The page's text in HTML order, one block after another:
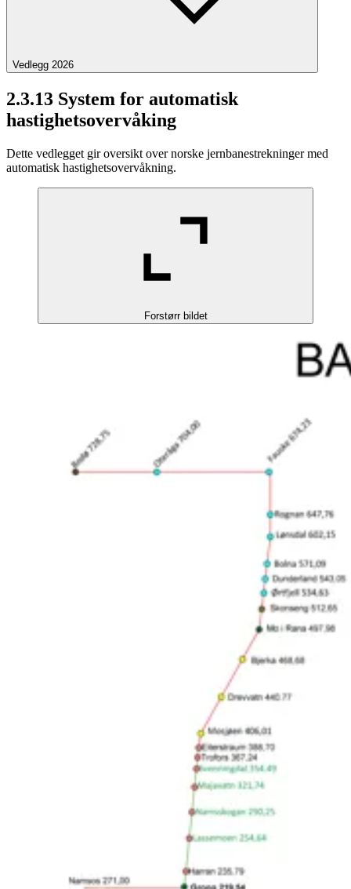
Vedlegg 2026
2.3.13 System for automatisk
hastighetsovervåking
Dette vedlegget gir oversikt over norske jernbanestrekninger med
automatisk hastighetsovervåkning.
Forstørr bildet